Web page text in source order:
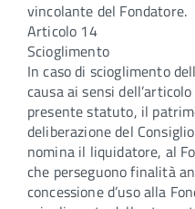
vincolante del Fondatore.
Articolo 14
Scioglimento
In caso di scioglimento
causa ai sensi
presente statuto, il
deliberazione del
nomina il liquidatore, al
che perseguono finalità
concessione d’uso alla